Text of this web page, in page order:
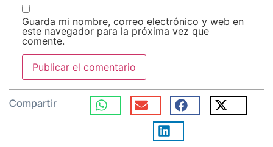
Guarda mi nombre, correo electrónico y web en
este navegador para la próxima vez que
comente.
Compartir